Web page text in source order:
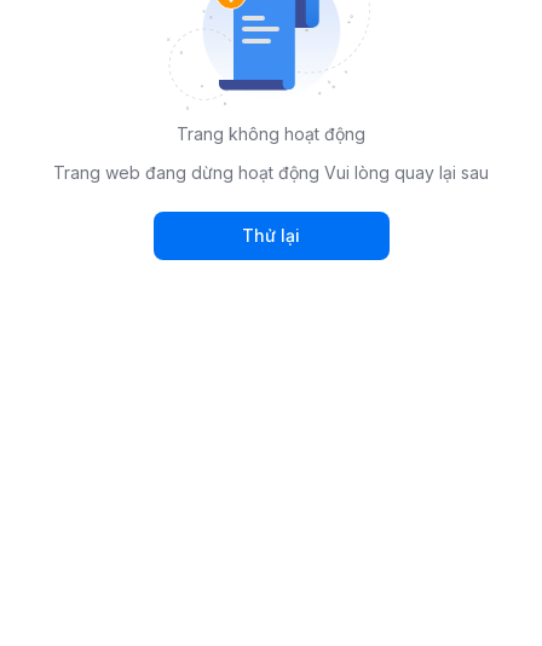
Trang không hoạt động
Trang web đang dừng hoạt động Vui lòng quay lại sau
Thử lại